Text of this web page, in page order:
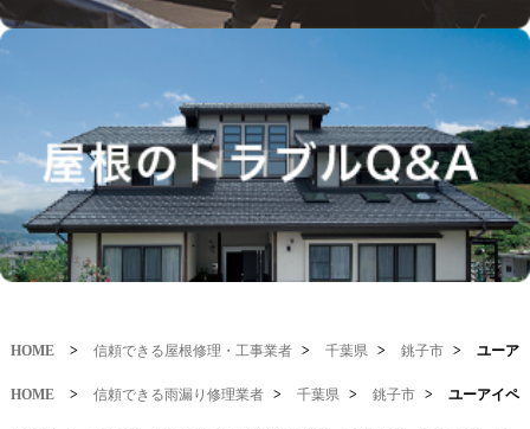
HOME > 信頼できる屋根修理・工事業者 > 千葉県 > 銚子市 > ユーア
HOME > 信頼できる雨漏り修理業者 > 千葉県 > 銚子市 > ユーアイペ